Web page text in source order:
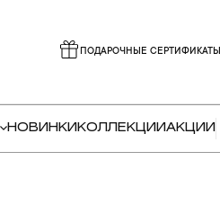
ПОДАРОЧНЫЕ СЕРТИФИКАТЫ
НОВИНКИ КОЛЛЕКЦИИАКЦИИ